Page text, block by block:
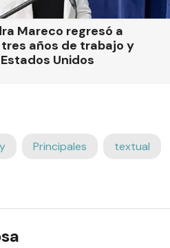
Mareco regresó a
años de trabajo y
Unidos
Principales textual